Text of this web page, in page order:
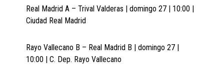
Real Madrid A – Trival Valderas | domingo 27 | 10:00 |
Ciudad Real Madrid
Rayo Vallecano B – Real Madrid B | domingo 27 |
10:00 | C. Dep. Rayo Vallecano